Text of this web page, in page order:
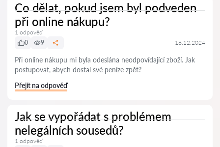
Co dělat, pokud jsem byl podveden
při online nákupu?
1 odpověď
0
9 16.12.2024
Při online nákupu mi byla odeslána neodpovídající zboží. Jak
postupovat, abych dostal své peníze zpět?
Přejít na odpověď
Jak se vypořádat s problémem
nelegálních sousedů?
1 odpověď